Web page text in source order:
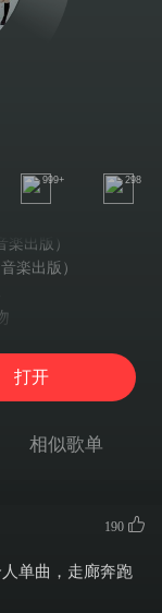
999+ 298
出版）
楽出版）
打开
相似歌单
190
单曲，走廊奔跑